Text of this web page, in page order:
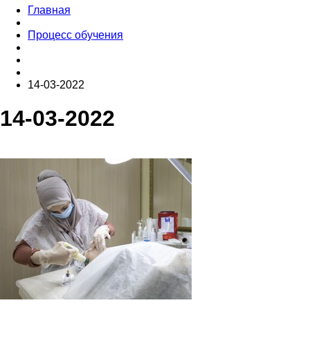
Главная
Процесс обучения
14-03-2022
14-03-2022